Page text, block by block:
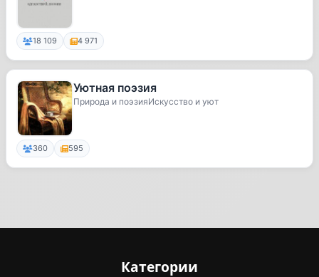
18 109 4 971
Уютная поэзия
Природа и поэзияИскусство и уют
360 595
Категории